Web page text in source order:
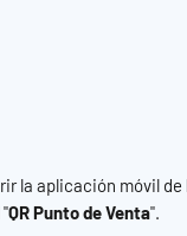
la aplicación móvil de
QR Punto de Venta".